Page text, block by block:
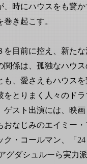
時にハウスをも驚
き起こす。
を目前に控え、新た
関係は、孤独なハウ
、愛さえもハウスを
とりまく人々のド
ゲスト出演には、映
おなじみのエイミー
ク・コールマン、「
グダシュルーら実力